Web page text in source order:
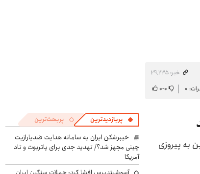
خبر: ۲۹٬۲۳۵
۰ ۰-۰
به پیروزی
پربازدیدترین پربحث‌ترین
خیبرشکن ایران به سامانه هدایت ضدپارازیت
چینی مجهز شد؟/ تهدید جدی برای پاتریوت و تاد
آمریکا